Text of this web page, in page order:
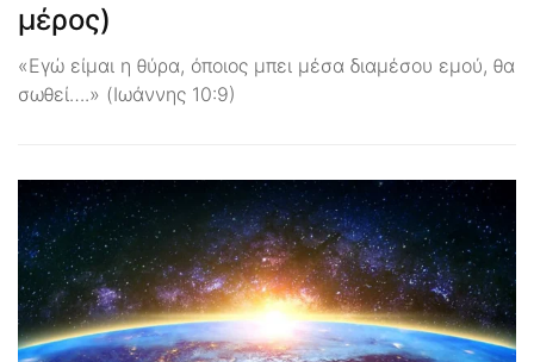
μέρος)
«Εγώ είμαι η θύρα, όποιος μπει μέσα διαμέσου εμού, θα
σωθεί….» (Ιωάννης 10:9)